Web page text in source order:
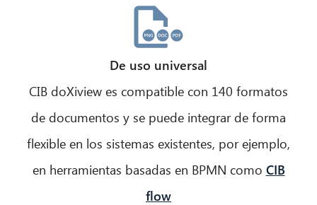
De uso universal
CIB doXiview es compatible con 140 formatos
de documentos y se puede integrar de forma
flexible en los sistemas existentes, por ejemplo,
en herramientas basadas en BPMN como CIB
flow
¡Hola! ¿Qué puedo hacer por ti?